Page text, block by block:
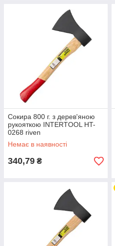
Сокира 800 г. з дерев'яною
рукояткою INTERTOOL HT-
0268 riven
Немає в наявності
340,79 ₴